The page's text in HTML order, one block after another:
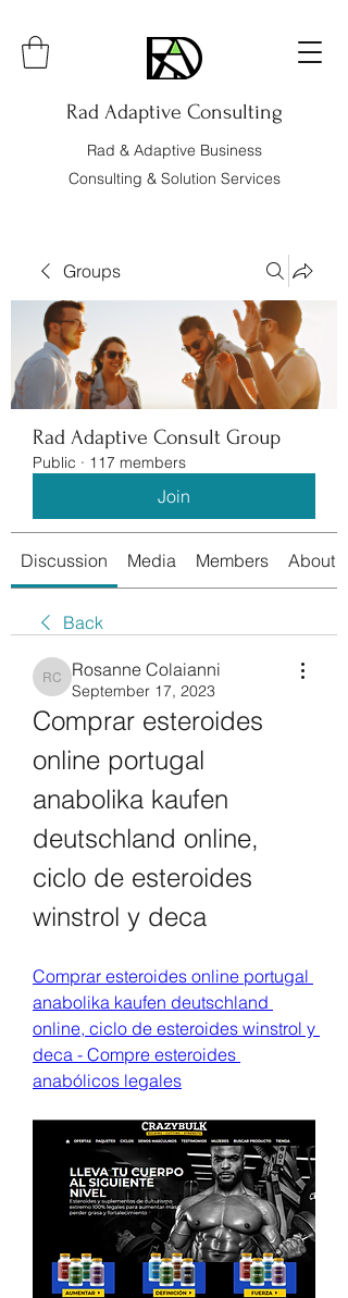
Rad Adaptive Consulting
Rad & Adaptive Business
Consulting & Solution Services
Groups
Rad Adaptive Consult Group
Public · 117 members
Join
Discussion Media Members About
Back
Rosanne Colaianni
Rosanne Colaianni
September 17, 2023
Comprar esteroides
online portugal
anabolika kaufen
deutschland online,
ciclo de esteroides
winstrol y deca
Comprar esteroides online portugal
anabolika kaufen deutschland
online, ciclo de esteroides winstrol y
deca - Compre esteroides
anabólicos legales